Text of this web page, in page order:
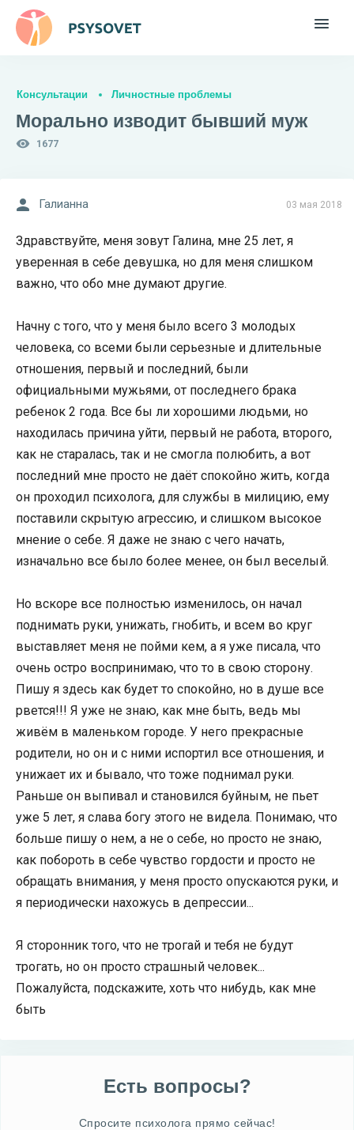
Консультации Личностные проблемы
Морально изводит бывший муж
1677
03 мая 2018
Галианна
Здравствуйте, меня зовут Галина, мне 25 лет, я
уверенная в себе девушка, но для меня слишком
важно, что обо мне думают другие.
Начну с того, что у меня было всего 3 молодых
человека, со всеми были серьезные и длительные
отношения, первый и последний, были
официальными мужьями, от последнего брака
ребенок 2 года. Все бы ли хорошими людьми, но
находилась причина уйти, первый не работа, второго,
как не старалась, так и не смогла полюбить, а вот
последний мне просто не даёт спокойно жить, когда
он проходил психолога, для службы в милицию, ему
поставили скрытую агрессию, и слишком высокое
мнение о себе. Я даже не знаю с чего начать,
изначально все было более менее, он был веселый.
Но вскоре все полностью изменилось, он начал
поднимать руки, унижать, гнобить, и всем во круг
выставляет меня не пойми кем, а я уже писала, что
очень остро воспринимаю, что то в свою сторону.
Пишу я здесь как будет то спокойно, но в душе все
рвется!!! Я уже не знаю, как мне быть, ведь мы
живём в маленьком городе. У него прекрасные
родители, но он и с ними испортил все отношения, и
унижает их и бывало, что тоже поднимал руки.
Раньше он выпивал и становился буйным, не пьет
уже 5 лет, я слава богу этого не видела. Понимаю, что
больше пишу о нем, а не о себе, но просто не знаю,
как побороть в себе чувство гордости и просто не
обращать внимания, у меня просто опускаются руки, и
я периодически нахожусь в депрессии...
Я сторонник того, что не трогай и тебя не будут
трогать, но он просто страшный человек...
Пожалуйста, подскажите, хоть что нибудь, как мне
быть
Есть вопросы?
Спросите психолога прямо сейчас!